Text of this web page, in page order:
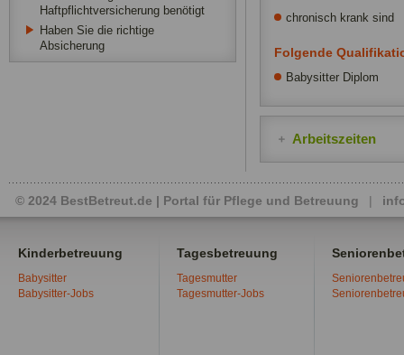
Haftpflichtversicherung benötigt
Haben Sie die richtige
Absicherung
chronisch krank sind
Folgende
Babysitter Diplom
Arbeitszeiten
© 2024 BestBetreut.de | Portal für Pflege und Betreuung |
Kinderbetreuung
Babysitter
Babysitter-Jobs
Tagesbetreuung
Tagesmutter
Tagesmutter-Jobs